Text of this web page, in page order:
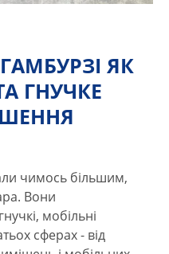
ЯК
ГНУЧКЕ
чимось більшим,
Вони
мобільні
сферах - від